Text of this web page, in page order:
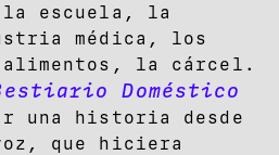
escuela, la
médica, los
la cárcel.
Doméstico
una historia desde
que hiciera